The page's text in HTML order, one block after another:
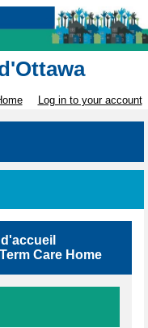
Log in to your account
Care Home